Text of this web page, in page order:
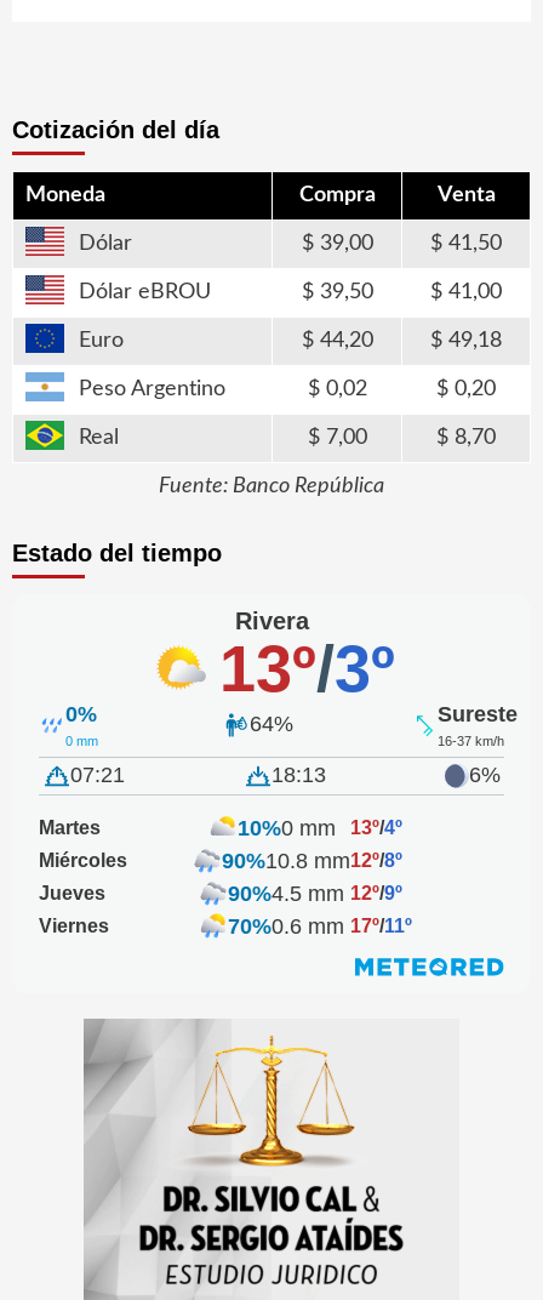
Cotización del día
Moneda Compra Venta
Dólar 39,00 41,50
Dólar eBROU 39,50 41,00
Euro 44,20 49,18
Peso Argentino 0,02 0,20
Real 7,00 8,70
Fuente: Banco República
Estado del tiempo
Rivera
13º/3º
0%
0 mm
64% Sureste
16-37 km/h
07:21 18:13 6%
Martes 10%0 mm 13º/4º
Miércoles
90%10.8 mm12º/8º
Jueves
90%4.5 mm 12º/9º
Viernes
70%0.6 mm 17º/11º